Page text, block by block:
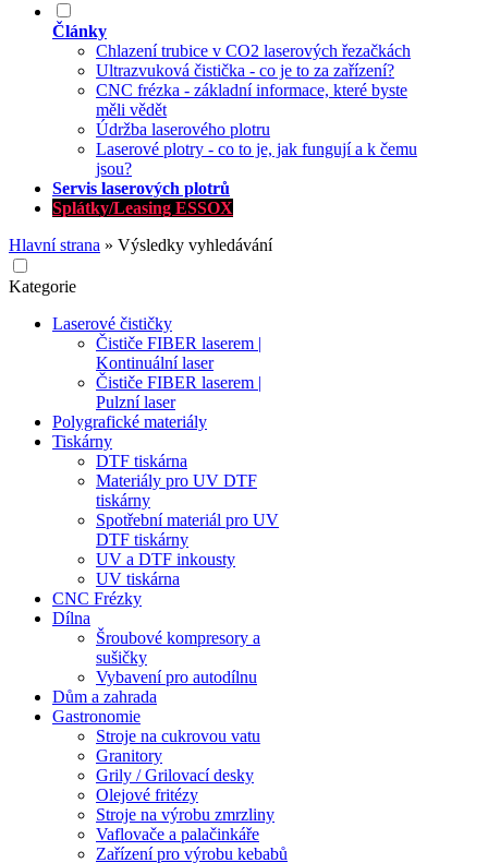
Články
Chlazení trubice v CO2 laserových řezačkách
Ultrazvuková čistička - co je to za zařízení?
CNC frézka - základní informace, které byste
měli vědět
Údržba laserového plotru
Laserové plotry - co to je, jak fungují a k čemu
jsou?
Servis laserových plotrů
Splátky/Leasing ESSOX
Hlavní strana » Výsledky vyhledávání
Kategorie
Laserové čističky
Čističe FIBER laserem |
Kontinuální laser
Čističe FIBER laserem |
Pulzní laser
Polygrafické materiály
Tiskárny
DTF tiskárna
Materiály pro UV DTF
tiskárny
Spotřební materiál pro UV
DTF tiskárny
UV a DTF inkousty
UV tiskárna
CNC Frézky
Dílna
Šroubové kompresory a
sušičky
Vybavení pro autodílnu
Dům a zahrada
Gastronomie
Stroje na cukrovou vatu
Granitory
Grily / Grilovací desky
Olejové fritézy
Stroje na výrobu zmrzliny
Vaflovače a palačinkáře
Zařízení pro výrobu kebabů